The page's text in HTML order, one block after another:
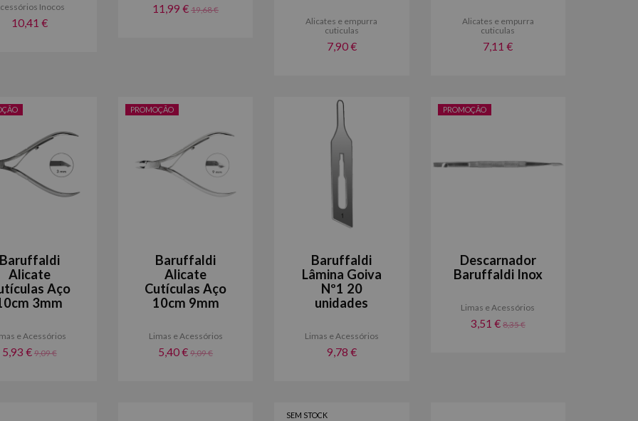
Inocos
10,41 €
11,99 €19,68 €
Alicates e empurra
cuticulas
7,90 €
Alicates e empurra
cuticulas
7,11 €
Baruffaldi
Alicate
Aço
3mm
e Acessórios
5,93 € 9,09 €
PROMOÇÃO
Baruffaldi
Alicate
Cutículas Aço
10cm 9mm
Limas e Acessórios
5,40 €9,09 €
Baruffaldi
Lâmina Goiva
Nº1 20
unidades
Limas e Acessórios
9,78 €
PROMOÇÃO
Descarnador
Baruffaldi Inox
Limas e Acessórios
3,51 € 8,35 €
SEM STOCK